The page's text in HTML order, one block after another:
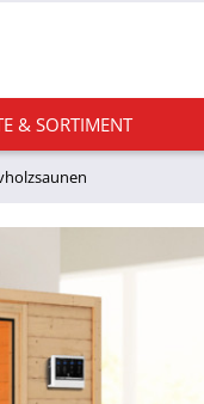
& SORTIMENT